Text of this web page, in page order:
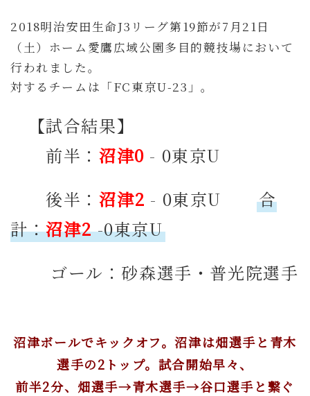
2018明治安田生命J3リーグ第19節が7月21日
（土）ホーム愛鷹広域公園多目的競技場において
行われました。
対するチームは「FC東京U-23」。
【試合結果】
前半： 沼津0 - 0東京U
後半： 沼津2 - 0東京U合
計：沼津2-0東京U
ゴール：砂森選手・普光院選手
沼津ボールでキックオフ。沼津は畑選手と青木
選手の2トップ。試合開始早々、
前半2分、畑選手→青木選手→谷口選手と繋ぐ